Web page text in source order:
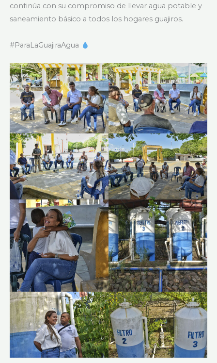
continúa con su compromiso de llevar agua potable y
saneamiento básico a todos los hogares guajiros.
#ParaLaGuajiraAgua